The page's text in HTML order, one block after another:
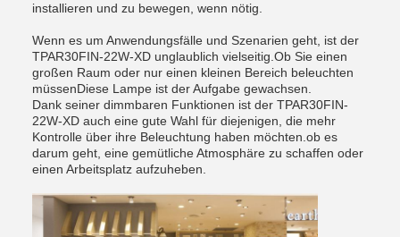
installieren und zu bewegen, wenn nötig.
Wenn es um Anwendungsfälle und Szenarien geht, ist der
TPAR30FIN-22W-XD unglaublich vielseitig.Ob Sie einen
großen Raum oder nur einen kleinen Bereich beleuchten
müssenDiese Lampe ist der Aufgabe gewachsen.
Dank seiner dimmbaren Funktionen ist der TPAR30FIN-
22W-XD auch eine gute Wahl für diejenigen, die mehr
Kontrolle über ihre Beleuchtung haben möchten.ob es
darum geht, eine gemütliche Atmosphäre zu schaffen oder
einen Arbeitsplatz aufzuheben.